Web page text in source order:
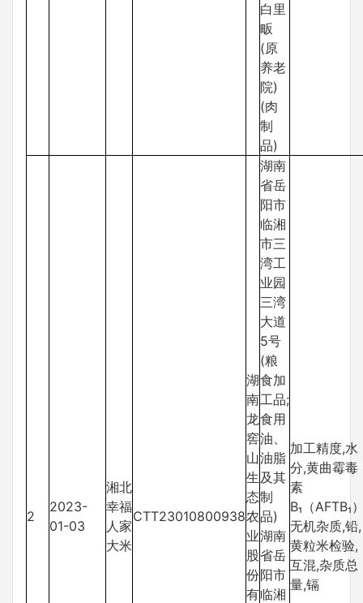
白里
畈
(原
养老
院)
(肉
制
品)
2
2023-
01-03
湘北
幸福
人家
大米
CTT23010800938
湖
南
龙
窖
山
生
态
农
业
股
份
有
湖南
省岳
阳市
临湘
市三
湾工
业园
三湾
大道
5号
(粮
食加
工品;
食用
油、
油脂
及其
制
品)
湖南
省岳
阳市
临湘
加工精度,水
分,黄曲霉毒
素
B₁（AFTB₁
无机杂质,铅,
黄粒米检验,
互混,杂质总
量,镉